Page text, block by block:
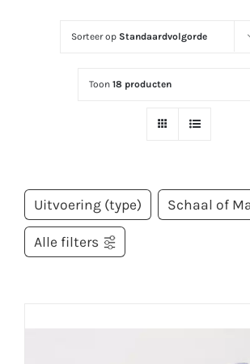
Sorteer op Standaardvolgorde
Toon18 producten
Uitvoering (type) Schaal of
Alle filters